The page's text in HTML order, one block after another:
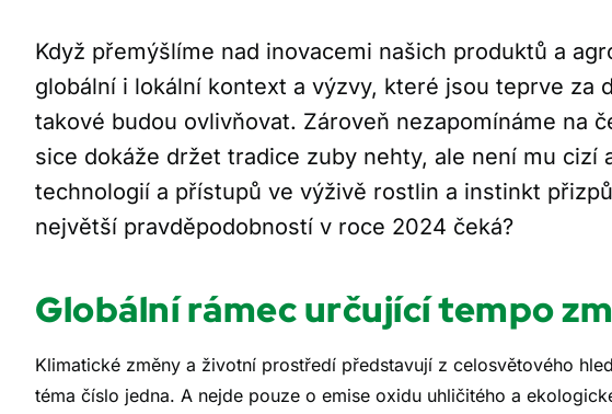
Když přemýšlíme nad inovacemi našich produktů a
globální i lokální kontext a výzvy, které jsou teprve za
takové budou ovlivňovat. Zároveň nezapomínáme na
sice dokáže držet tradice zuby nehty, ale není mu cizí
technologií a přístupů ve výživě rostlin a instinkt
největší pravděpodobností v roce 2024 čeká?
Globální rámec určující tempo
Klimatické změny a životní prostředí představují z celosvětového
téma číslo jedna. A nejde pouze o emise oxidu uhličitého a